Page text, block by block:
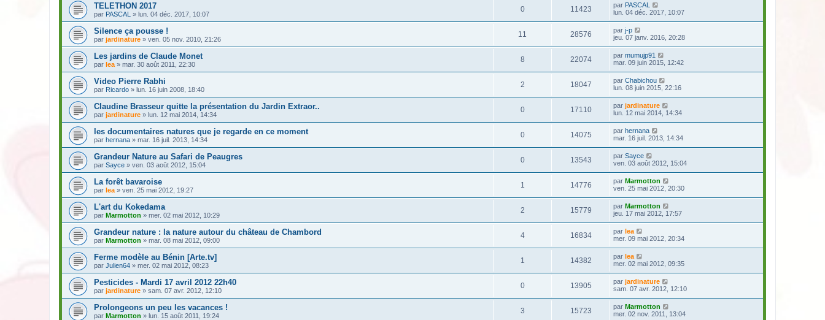
TELETHON 2017
par PASCAL » lun. 04 déc. 2017, 10:07
0 11423 par PASCAL
lun. 04 déc. 2017, 10:07
Silence ça pousse !
par jardinature » ven. 05 nov. 2010, 21:26
11 28576 par j-p
jeu. 07 janv. 2016, 20:28
Les jardins de Claude Monet
par lea » mar. 30 août 2011, 22:30
8 22074 par mumujp91
mar. 09 juin 2015, 12:42
Video Pierre Rabhi
par Ricardo » lun. 16 juin 2008, 18:40
2 18047 par Chabichou
lun. 08 juin 2015, 22:16
Claudine Brasseur quitte la présentation du Jardin Extraor..
par jardinature » lun. 12 mai 2014, 14:34
0 17110 par jardinature
lun. 12 mai 2014, 14:34
les documentaires natures que je regarde en ce moment
par hernana » mar. 16 juil. 2013, 14:34
0 14075 par hernana
mar. 16 juil. 2013, 14:34
Grandeur Nature au Safari de Peaugres
par Sayce » ven. 03 août 2012, 15:04
0 13543 par Sayce
ven. 03 août 2012, 15:04
La forêt bavaroise
par lea » ven. 25 mai 2012, 19:27
1 14776 par Marmotton
ven. 25 mai 2012, 20:30
L'art du Kokedama
par Marmotton » mer. 02 mai 2012, 10:29
2 15779 par Marmotton
jeu. 17 mai 2012, 17:57
Grandeur nature : la nature autour du château de Chambord
par Marmotton » mar. 08 mai 2012, 09:00
4 16834 par lea
mer. 09 mai 2012, 20:34
Ferme modèle au Bénin [Arte.tv]
par Julien64 » mer. 02 mai 2012, 08:23
1 14382 par lea
mer. 02 mai 2012, 09:35
Pesticides - Mardi 17 avril 2012 22h40
par jardinature » sam. 07 avr. 2012, 12:10
0 13905 par jardinature
sam. 07 avr. 2012, 12:10
Prolongeons un peu les vacances !
par Marmotton » lun. 15 août 2011, 19:24
3 15723 par Marmotton
mer. 02 nov. 2011, 13:04